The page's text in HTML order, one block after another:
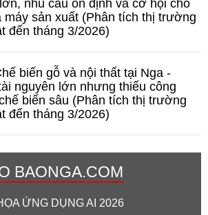
nhu cầu ổn định và cơ hội cho
máy sản xuất (Phân tích thị trường
đến tháng 3/2026)
biến gỗ và nội thất tại Nga -
nguyên lớn nhưng thiếu công
biến sâu (Phân tích thị trường
đến tháng 3/2026)
BAONGA.COM
ỨNG DỤNG AI 2026